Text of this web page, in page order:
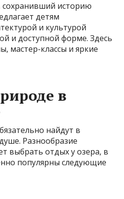
сохранивший историю
детям
и культурой
и доступной форме. Здесь
мастер-классы и яркие
в
найдут в
Разнообразие
выбрать отдых у озера, в
популярны следующие